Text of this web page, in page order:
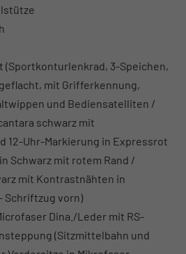
(Sportkonturlenkrad, 3-Speichen,
mit Grifferkennung,
und Bediensatelliten /
schwarz mit
12-Uhr-Markierung in Expressrot
Schwarz mit rotem Rand /
mit Kontrastnähten in
Schriftzug vorn)
Dina./Leder mit RS-
(Sitzmittelbahn und